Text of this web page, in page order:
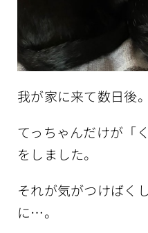
我が家に来て数日後。
てっちゃんだけが「
をしました。
それが気がつけばく
に…。